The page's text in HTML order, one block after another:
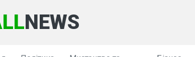
NEWS